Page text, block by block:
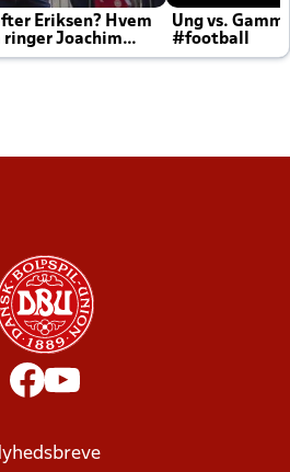
Eriksen? Hvem
ringer Joachim
Ung vs.
#football